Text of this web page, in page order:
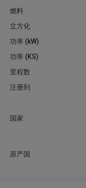
燃料
立方化
功率 (kW)
功率 (KS)
里程数
注册到
国家
原产国